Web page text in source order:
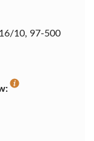
10, 97-500